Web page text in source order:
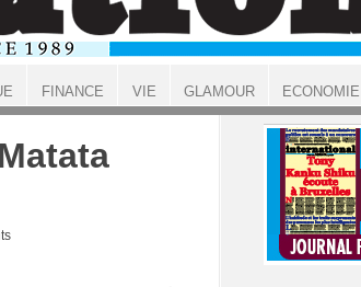
FINANCE VIE GLAMOUR ECONOMIE